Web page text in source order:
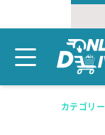
カテゴリー